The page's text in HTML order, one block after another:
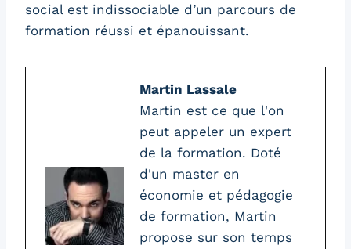
social est indissociable d’un parcours de
formation réussi et épanouissant.
Martin Lassale
Martin est ce que l'on
peut appeler un expert
de la formation. Doté
d'un master en
économie et pédagogie
de formation, Martin
propose sur son temps